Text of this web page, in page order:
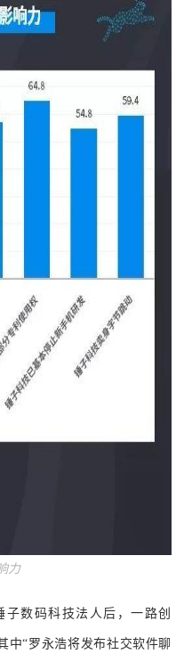
力
子数码科技法人 后，一路创
中“罗永浩将发布社交软件聊